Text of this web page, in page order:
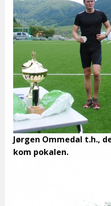
Jørgen Ommedal t.h.,
kom pokalen.